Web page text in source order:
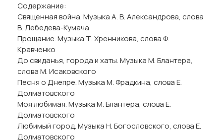
Содержание:
Священная война. Музыка А. В. Александрова, слова
В. Лебедева-Кумача
Прощание. Музыка Т. Хренникова, слова Ф.
Кравченко
До свиданья, города и хаты. Музыка М. Блантера,
слова М. Исаковского
Песня о Днепре. Музыка М. Фрадкина, слова Е.
Долматовского
Моя любимая. Музыка М. Блантера, слова Е.
Долматовского
Любимый город. Музыка Н. Богословского, слова Е.
Долматовского